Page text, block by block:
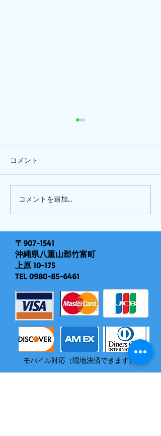
ピナイ半日+釣りツアー
コメント
コメントを追加…
〒907-1541
沖縄県八重山郡竹富町
上原 10-175
TEL 0980-85-6461
モバイル対応（現地決済できます）